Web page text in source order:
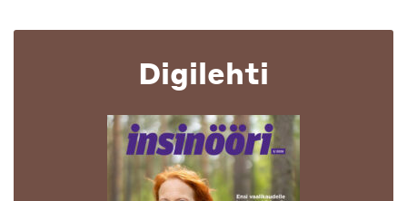
Digilehti